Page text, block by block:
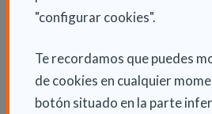
"configurar cookies".
Te recordamos que puedes
de cookies en cualquier
botón situado en la parte
impulsar el impacto de La
emprendedora social
acompañamiento estratégico.